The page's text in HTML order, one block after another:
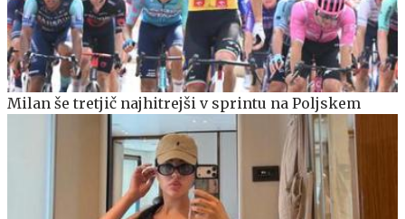
Milan še tretjič najhitrejši v sprintu na Poljskem